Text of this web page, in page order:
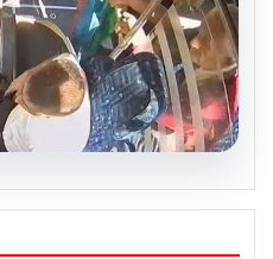
Yolcuyu Şoför